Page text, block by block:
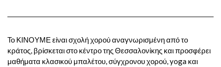
Το ΚΙΝΟΥΜΕ είναι σχολή χορού αναγνωρισμένη από το
κράτος, βρίσκεται στο κέντρο της Θεσσαλονίκης και προσφέρει
μαθήματα κλασικού μπαλέτου, σύγχρονου χορού, yoga και